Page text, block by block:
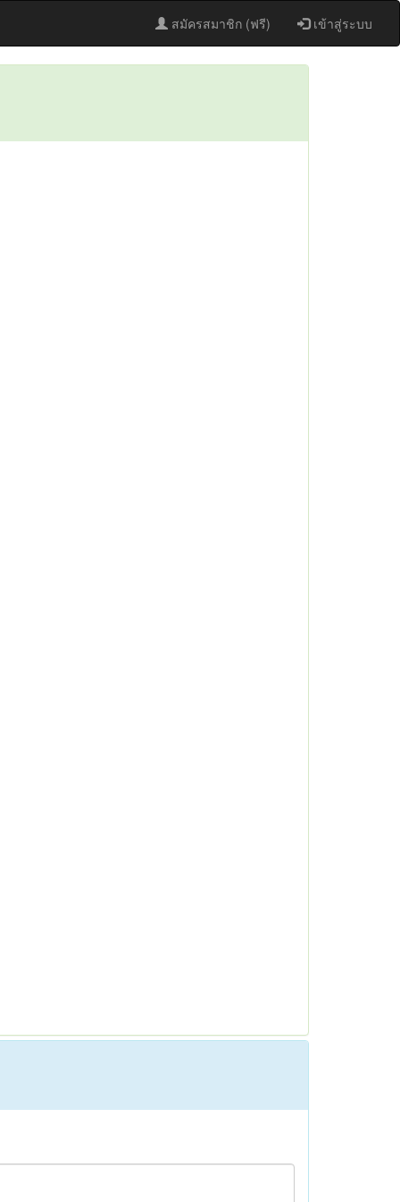
สมัครสมาชิก (ฟรี) เข้าสู่ระบบ